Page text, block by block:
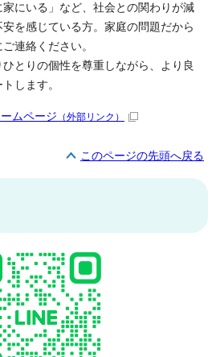
にいる」など、社会との関わりが減
を感じている方。家庭の問題だから
連絡ください。
とりの個性を尊重しながら、より良
します。
ムページ （外部リンク）
このページの先頭へ戻る